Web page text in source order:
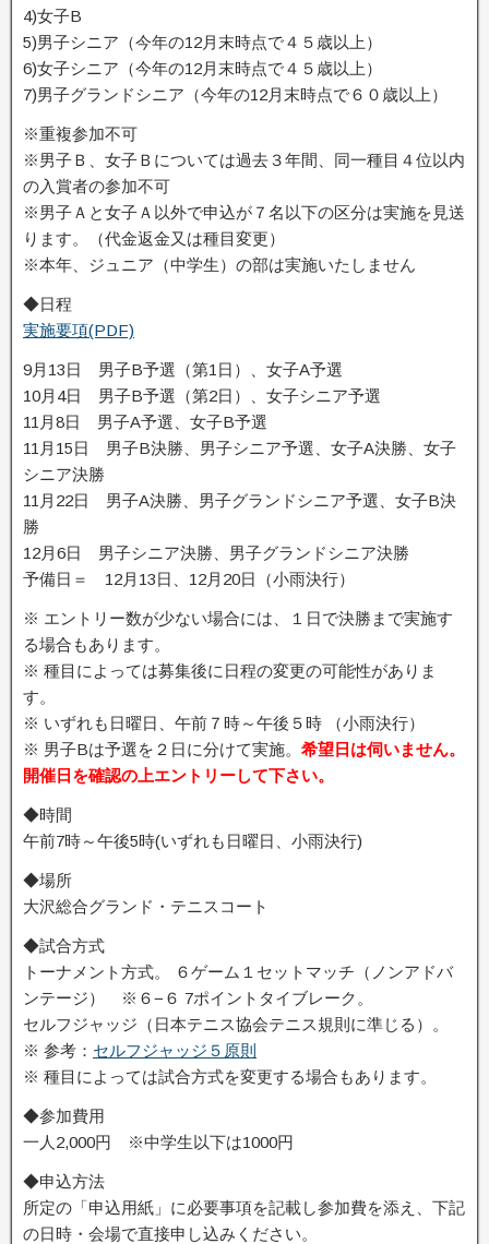
4)女子B
5)男子シニア（今年の12月末時点で４５歳以上）
6)女子シニア（今年の12月末時点で４５歳以上）
7)男子グランドシニア（今年の12月末時点で６０歳以上）
※重複参加不可
※男子Ｂ、女子Ｂについては過去３年間、同一種目４位以内
の入賞者の参加不可
※男子Ａと女子Ａ以外で申込が７名以下の区分は実施を見送
ります。（代金返金又は種目変更）
※本年、ジュニア（中学生）の部は実施いたしません
◆日程
実施要項(PDF)
9月13日 男子B予選（第1日）、女子A予選
10月4日 男子B予選（第2日）、女子シニア予選
11月8日 男子A予選、女子B予選
11月15日 男子B決勝、男子シニア予選、女子A決勝、女子
シニア決勝
11月22日 男子A決勝、男子グランドシニア予選、女子B決
勝
12月6日 男子シニア決勝、男子グランドシニア決勝
予備日＝ 12月13日、12月20日（小雨決行）
※ エントリー数が少ない場合には、１日で決勝まで実施す
る場合もあります。
※ 種目によっては募集後に日程の変更の可能性がありま
す。
※ いずれも日曜日、午前７時～午後５時 （小雨決行）
※ 男子Bは予選を２日に分けて実施。 希望日は伺いません。
開催日を確認の上エントリーして下さい。
◆時間
午前7時～午後5時(いずれも日曜日、小雨決行)
◆場所
大沢総合グランド・テニスコート
◆試合方式
トーナメント方式。 ６ゲーム１セットマッチ（ノンアドバ
ンテージ） ※６−６ 7ポイントタイブレーク。
セルフジャッジ（日本テニス協会テニス規則に準じる）。
※ 参考： セルフジャッジ５原則
※ 種目によっては試合方式を変更する場合もあります。
◆参加費用
一人2,000円 ※中学生以下は1000円
◆申込方法
所定の「申込用紙」に必要事項を記載し参加費を添え、下記
の日時・会場で直接申し込みください。